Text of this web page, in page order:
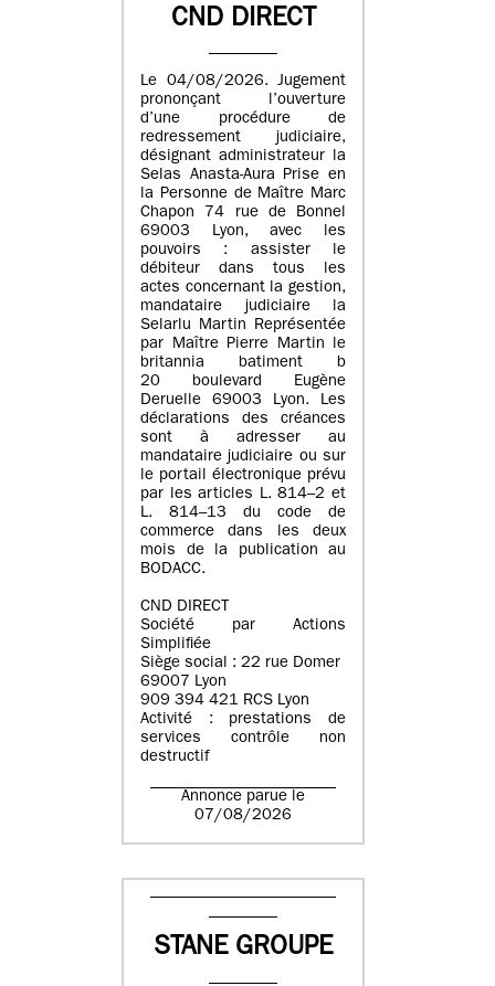
CND DIRECT
Le 04/08/2026. Jugement
prononçant l’ouverture
d’une procédure de
redressement judiciaire,
désignant administrateur la
Selas Anasta-Aura Prise en
la Personne de Maître Marc
Chapon 74 rue de Bonnel
69003 Lyon, avec les
pouvoirs : assister le
débiteur dans tous les
actes concernant la gestion,
mandataire judiciaire la
Selarlu Martin Représentée
par Maître Pierre Martin le
britannia batiment b
20 boulevard Eugène
Deruelle 69003 Lyon. Les
déclarations des créances
sont à adresser au
mandataire judiciaire ou sur
le portail électronique prévu
par les articles L. 814–2 et
L. 814–13 du code de
commerce dans les deux
mois de la publication au
BODACC.
CND DIRECT
Société par Actions
Simplifiée
Siège social : 22 rue Domer
69007 Lyon
909 394 421 RCS Lyon
Activité : prestations de
services contrôle non
destructif
Annonce parue le
07/08/2026
STANE GROUPE